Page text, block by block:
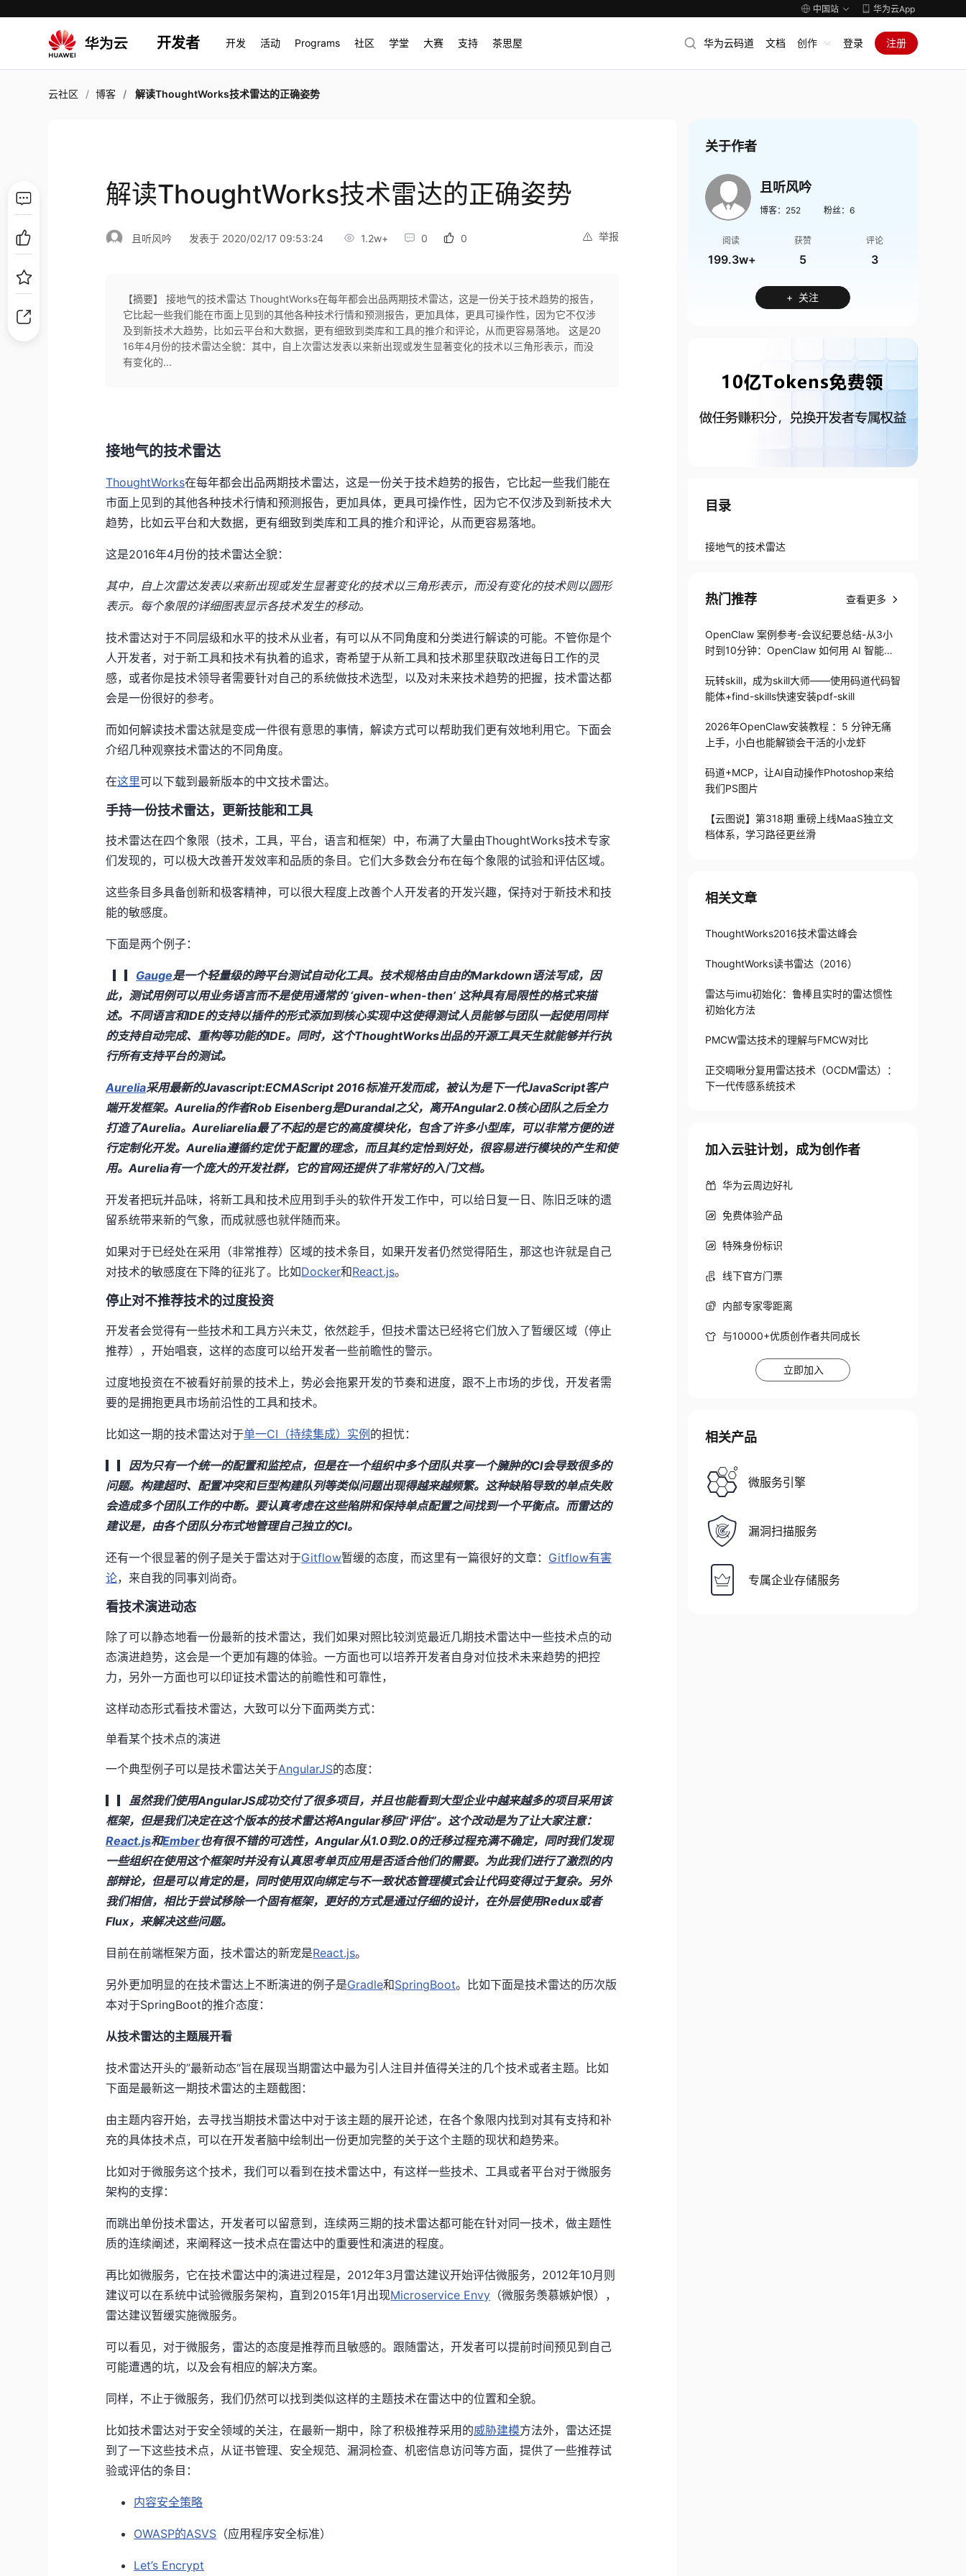
中国站 华为云App
开发者 开发 活动 Programs 社区 学堂 大赛 支持 茶思屋 华为云码道 文档 创作 登录 注册
云社区 博客 解读ThoughtWorks技术雷达的正确姿势
解读ThoughtWorks技术雷达的正确姿势
举报
且听风吟 发表于 2020/02/17 09:53:24 1.2w+ 0 0
【摘要】 接地气的技术雷达 ThoughtWorks在每年都会出品两期技术雷达，这是一份关于技术趋势的报告，
它比起一些我们能在市面上见到的其他各种技术行情和预测报告，更加具体，更具可操作性，因为它不仅涉
及到新技术大趋势，比如云平台和大数据，更有细致到类库和工具的推介和评论，从而更容易落地。 这是20
16年4月份的技术雷达全貌：其中，自上次雷达发表以来新出现或发生显著变化的技术以三角形表示，而没
有变化的...
接地气的技术雷达
ThoughtWorks在每年都会出品两期技术雷达，这是一份关于技术趋势的报告，它比起一些我们能在
市面上见到的其他各种技术行情和预测报告，更加具体，更具可操作性，因为它不仅涉及到新技术大
趋势，比如云平台和大数据，更有细致到类库和工具的推介和评论，从而更容易落地。
这是2016年4月份的技术雷达全貌：
其中，自上次雷达发表以来新出现或发生显著变化的技术以三角形表示，而没有变化的技术则以圆形
表示。每个象限的详细图表显示各技术发生的移动。
技术雷达对于不同层级和水平的技术从业者，有可以从不同角度和分类进行解读的可能。不管你是个
人开发者，对于新工具和技术有执着的追求，寄希望于从新工具和技术那里获取改进每日工作的灵
感，或者你是技术领导者需要针对自己的系统做技术选型，以及对未来技术趋势的把握，技术雷达都
会是一份很好的参考。
而如何解读技术雷达就是变成一件很有意思的事情，解读方式可以帮助我们更有效地利用它。下面会
介绍几种观察技术雷达的不同角度。
在这里可以下载到最新版本的中文技术雷达。
手持一份技术雷达，更新技能和工具
技术雷达在四个象限（技术，工具，平台，语言和框架）中，布满了大量由ThoughtWorks技术专家
们发现的，可以极大改善开发效率和品质的条目。它们大多数会分布在每个象限的试验和评估区域。
这些条目多具备创新和极客精神，可以很大程度上改善个人开发者的开发兴趣，保持对于新技术和技
能的敏感度。
下面是两个例子：
Gauge是一个轻量级的跨平台测试自动化工具。技术规格由自由的Markdown语法写成，因
此，测试用例可以用业务语言而不是使用通常的 ‘given-when-then’ 这种具有局限性的格式来描
述。不同语言和IDE的支持以插件的形式添加到核心实现中这使得测试人员能够与团队一起使用同样
的支持自动完成、重构等功能的IDE。同时，这个ThoughtWorks出品的开源工具天生就能够并行执
行所有支持平台的测试。
Aurelia采用最新的Javascript:ECMAScript 2016标准开发而成，被认为是下一代JavaScript客户
端开发框架。Aurelia的作者Rob Eisenberg是Durandal之父，离开Angular2.0核心团队之后全力
打造了Aurelia。Aureliarelia最了不起的是它的高度模块化，包含了许多小型库，可以非常方便的进
行定制化开发。Aurelia遵循约定优于配置的理念，而且其约定恰到好处，很容易进行模块的产生和使
用。Aurelia有一个庞大的开发社群，它的官网还提供了非常好的入门文档。
开发者把玩并品味，将新工具和技术应用到手头的软件开发工作中，可以给日复一日、陈旧乏味的遗
留系统带来新的气象，而成就感也就伴随而来。
如果对于已经处在采用（非常推荐）区域的技术条目，如果开发者仍然觉得陌生，那这也许就是自己
对技术的敏感度在下降的征兆了。比如Docker和React.js。
停止对不推荐技术的过度投资
开发者会觉得有一些技术和工具方兴未艾，依然趁手，但技术雷达已经将它们放入了暂缓区域（停止
推荐），开始唱衰，这样的态度可以给开发者一些前瞻性的警示。
过度地投资在不被看好前景的技术上，势必会拖累开发的节奏和进度，跟不上市场的步伐，开发者需
要的是拥抱更具市场前沿性的工具和技术。
比如这一期的技术雷达对于单一CI（持续集成）实例 的担忧：
因为只有一个统一的配置和监控点，但是在一个组织中多个团队共享一个臃肿的CI会导致很多的
问题。构建超时、配置冲突和巨型构建队列等类似问题出现得越来越频繁。这种缺陷导致的单点失败
会造成多个团队工作的中断。要认真考虑在这些陷阱和保持单点配置之间找到一个平衡点。而雷达的
建议是，由各个团队分布式地管理自己独立的CI。
还有一个很显著的例子是关于雷达对于Gitflow暂缓的态度，而这里有一篇很好的文章： Gitflow有害
论，来自我的同事刘尚奇。
看技术演进动态
除了可以静态地看一份最新的技术雷达，我们如果对照比较浏览最近几期技术雷达中一些技术点的动
态演进趋势，这会是一个更加有趣的体验。一方面也可以培养开发者自身对位技术未来趋势的把控
力，另外一方面也可以印证技术雷达的前瞻性和可靠性，
这样动态形式看技术雷达，大致可以分下面两类方式：
单看某个技术点的演进
一个典型例子可以是技术雷达关于AngularJS的态度：
虽然我们使用AngularJS成功交付了很多项目，并且也能看到大型企业中越来越多的项目采用该
框架，但是我们决定在这个版本的技术雷达将Angular移回“评估”。这个改动是为了让大家注意：
React.js和Ember也有很不错的可选性，Angular从1.0到2.0的迁移过程充满不确定，同时我们发现
一些组织在使用这个框架时并没有认真思考单页应用是否适合他们的需要。为此我们进行了激烈的内
部辩论，但是可以肯定的是，同时使用双向绑定与不一致状态管理模式会让代码变得过于复杂。另外
我们相信，相比于尝试移除一个固有框架，更好的方式是通过仔细的设计，在外层使用Redux或者
Flux，来解决这些问题。
目前在前端框架方面，技术雷达的新宠是React.js。
另外更加明显的在技术雷达上不断演进的例子是Gradle和SpringBoot。比如下面是技术雷达的历次版
本对于SpringBoot的推介态度：
从技术雷达的主题展开看
技术雷达开头的”最新动态“旨在展现当期雷达中最为引人注目并值得关注的几个技术或者主题。比如
下面是最新这一期技术雷达的主题截图：
由主题内容开始，去寻找当期技术雷达中对于该主题的展开论述，在各个象限内找到对其有支持和补
充的具体技术点，可以在开发者脑中绘制出一份更加完整的关于这个主题的现状和趋势来。
比如对于微服务这个技术，我们可以看到在技术雷达中，有这样一些技术、工具或者平台对于微服务
架构的支撑：
而跳出单份技术雷达，开发者可以留意到，连续两三期的技术雷达都可能在针对同一技术，做主题性
质的连续阐述，来阐释这一技术点在雷达中的重要性和演进的程度。
再比如微服务，它在技术雷达中的演进过程是，2012年3月雷达建议开始评估微服务，2012年10月则
建议可以在系统中试验微服务架构，直到2015年1月出现Microservice Envy （微服务羡慕嫉妒恨），
雷达建议暂缓实施微服务。
可以看见，对于微服务，雷达的态度是推荐而且敏感的。跟随雷达，开发者可以提前时间预见到自己
可能遭遇的坑，以及会有相应的解决方案。
同样，不止于微服务，我们仍然可以找到类似这样的主题技术在雷达中的位置和全貌。
比如技术雷达对于安全领域的关注，在最新一期中，除了积极推荐采用的威胁建模方法外，雷达还提
到了一下这些技术点，从证书管理、安全规范、漏洞检查、机密信息访问等方面，提供了一些推荐试
验或评估的条目：
内容安全策略
OWASP的ASVS （应用程序安全标准）
Let’s Encrypt
关于作者
且听风吟
博客： 252 粉丝： 6
阅读
199.3w+
获赞
5
评论
3
+ 关注
目录
接地气的技术雷达
热门推荐 查看更多
OpenClaw 案例参考-会议纪要总结-从3小
时到10分钟：OpenClaw 如何用 AI 智能体
玩转skill，成为skill大师——使用码道代码智
能体+find-skills快速安装pdf-skill
2026年OpenClaw安装教程 ：5 分钟无痛
上手，小白也能解锁会干活的小龙虾
码道+MCP，让AI自动操作Photoshop来给
我们PS图片
【云图说】第318期 重磅上线MaaS独立文
档体系，学习路径更丝滑
相关文章
ThoughtWorks2016技术雷达峰会
ThoughtWorks读书雷达（2016）
雷达与imu初始化：鲁棒且实时的雷达惯性
初始化方法
PMCW雷达技术的理解与FMCW对比
正交啁啾分复用雷达技术（OCDM雷达）：
下一代传感系统技术
加入云驻计划，成为创作者
华为云周边好礼
免费体验产品
特殊身份标识
线下官方门票
内部专家零距离
与10000+优质创作者共同成长
立即加入
相关产品
微服务引擎
漏洞扫描服务
专属企业存储服务